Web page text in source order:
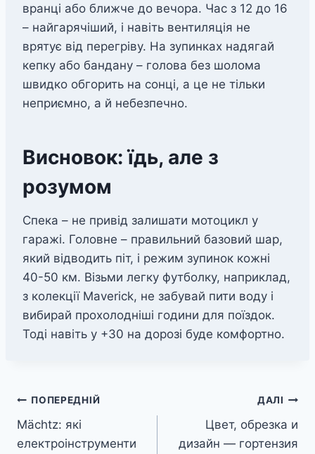
вранці або ближче до вечора. Час з 12 до 16
– найгарячіший, і навіть вентиляція не
врятує від перегріву. На зупинках надягай
кепку або бандану – голова без шолома
швидко обгорить на сонці, а це не тільки
неприємно, а й небезпечно.
Висновок: їдь, але з
розумом
Спека – не привід залишати мотоцикл у
гаражі. Головне – правильний базовий шар,
який відводить піт, і режим зупинок кожні
40-50 км. Візьми легку футболку, наприклад,
з колекції Maverick, не забувай пити воду і
вибирай прохолодніші години для поїздок.
Тоді навіть у +30 на дорозі буде комфортно.
Навігація
записів
ПОПЕРЕДНІЙ
Mächtz: які
електроінструменти
ДАЛІ
Цвет, обрезка и
дизайн — гортензия